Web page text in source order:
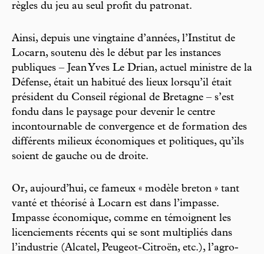
règles du jeu au seul profit du patronat.
Ainsi, depuis une vingtaine d’années, l’Institut de
Locarn, soutenu dès le début par les instances
publiques – Jean Yves Le Drian, actuel ministre de la
Défense, était un habitué des lieux lorsqu’il était
président du Conseil régional de Bretagne – s’est
fondu dans le paysage pour devenir le centre
incontournable de convergence et de formation des
différents milieux économiques et politiques, qu’ils
soient de gauche ou de droite.
Or, aujourd’hui, ce fameux « modèle breton » tant
vanté et théorisé à Locarn est dans l’impasse.
Impasse économique, comme en témoignent les
licenciements récents qui se sont multipliés dans
l’industrie (Alcatel, Peugeot-Citroën, etc.), l’agro-